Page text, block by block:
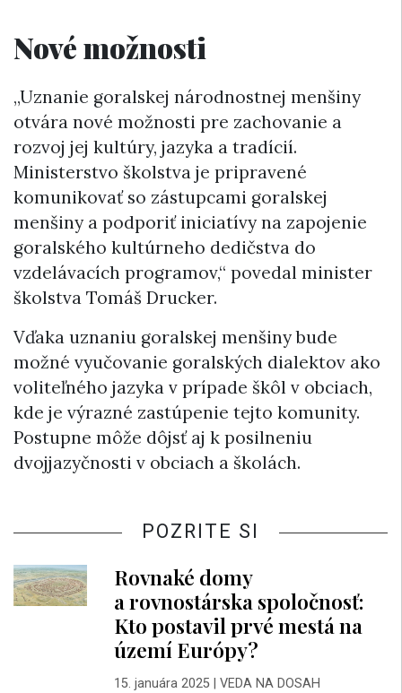
Nové možnosti
„Uznanie goralskej národnostnej menšiny
otvára nové možnosti pre zachovanie a
rozvoj jej kultúry, jazyka a tradícií.
Ministerstvo školstva je pripravené
komunikovať so zástupcami goralskej
menšiny a podporiť iniciatívy na zapojenie
goralského kultúrneho dedičstva do
vzdelávacích programov,“ povedal minister
školstva Tomáš Drucker.
Vďaka uznaniu goralskej menšiny bude
možné vyučovanie goralských dialektov ako
voliteľného jazyka v prípade škôl v obciach,
kde je výrazné zastúpenie tejto komunity.
Postupne môže dôjsť aj k posilneniu
dvojjazyčnosti v obciach a školách.
POZRITE SI
Rovnaké domy
a rovnostárska spoločnosť:
Kto postavil prvé mestá na
území Európy?
15. januára 2025| VEDA NA DOSAH